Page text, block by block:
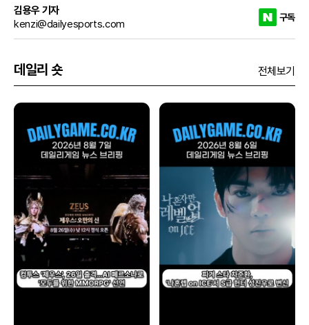
김용우 기자
kenzi@dailyesports.com
구독
데일리 숏 전체보기